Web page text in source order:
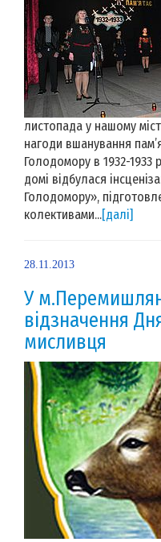
листопада у нашому
нагоди вшанування
Голодомору в 1932-
домі відбулася
Голодомору»,
колективами...[далі]
28.11.2013
У
відзначення
мисливця